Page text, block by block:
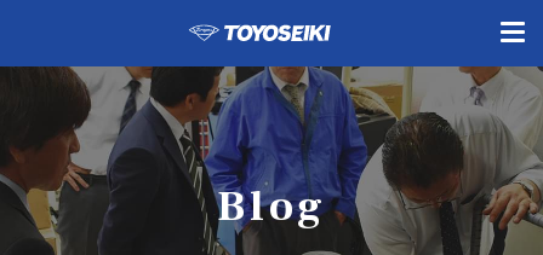
Blog